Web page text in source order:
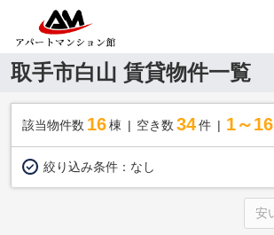
取手市白山 賃貸物件一覧
該当物件数 16棟 空き数 34 件 1～16
絞り込み条件： なし